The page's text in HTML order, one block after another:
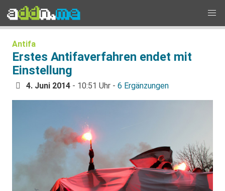
Antifa
Erstes Antifaverfahren endet mit
Einstellung
4. Juni 2014 - 10:51 Uhr - 6 Ergänzungen